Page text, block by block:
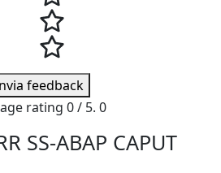
feedback
rating 0/ 5. 0
SS-ABAP CAPUT